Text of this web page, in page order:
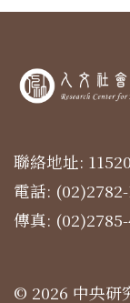
聯絡地址:
電話:
傳真:
© 2026 中央研